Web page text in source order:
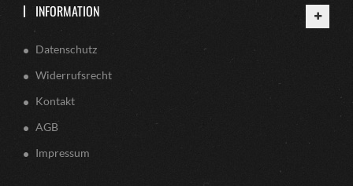
INFORMATION
Datenschutz
Widerrufsrecht
Kontakt
AGB
Impressum